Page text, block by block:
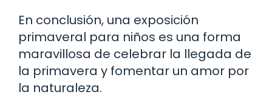
En conclusión, una exposición
primaveral para niños es una forma
maravillosa de celebrar la llegada de
la primavera y fomentar un amor por
la naturaleza.